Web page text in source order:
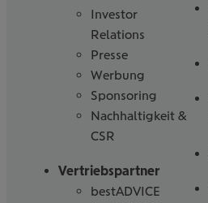
Investor
Relations
Presse
Werbung
Sponsoring
Nachhaltigkeit &
CSR
Vertriebspartner
bestADVICE